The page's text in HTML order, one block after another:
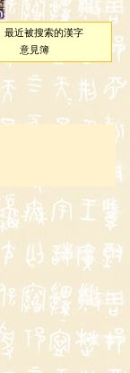
最近被搜索的漢字
意見簿